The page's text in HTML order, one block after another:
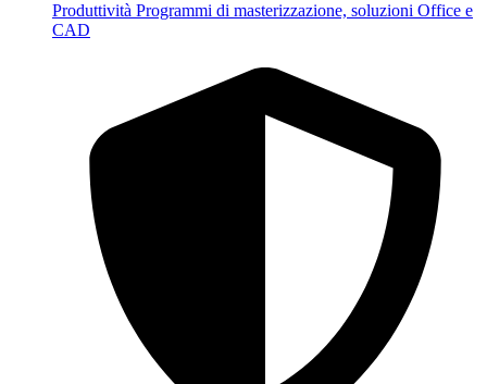
Produttività Programmi di masterizzazione, soluzioni Office e
CAD